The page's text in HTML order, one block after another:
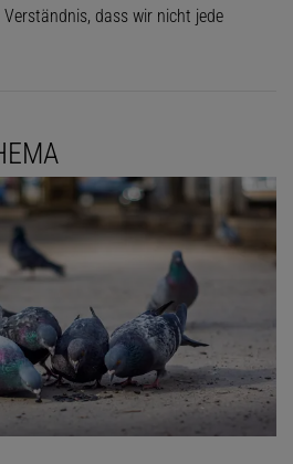
dass wir nicht jede